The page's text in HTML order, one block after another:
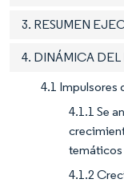
3. RESUMEN
4. DINÁMICA
4.1 Impulsores
4.1.1 Se
temáticos
4.1.2